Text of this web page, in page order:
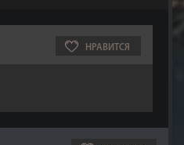
НРАВИТСЯ